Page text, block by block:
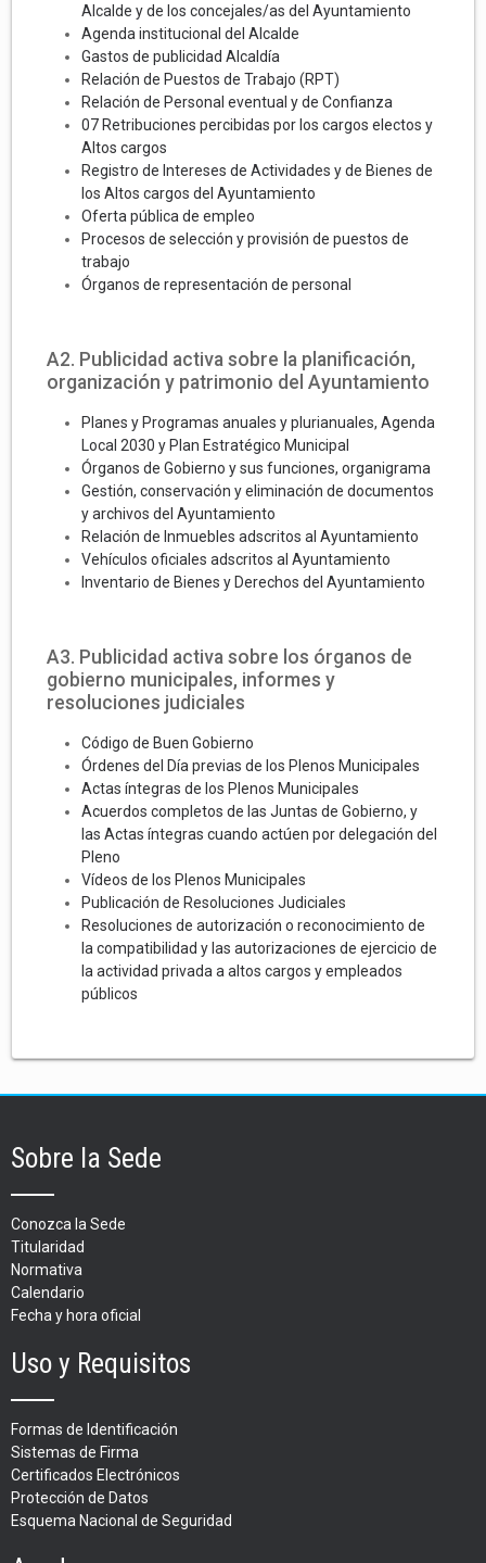
Alcalde y de los concejales/as del Ayuntamiento
Agenda institucional del Alcalde
Gastos de publicidad Alcaldía
Relación de Puestos de Trabajo (RPT)
Relación de Personal eventual y de Confianza
07 Retribuciones percibidas por los cargos electos y
Altos cargos
Registro de Intereses de Actividades y de Bienes de
los Altos cargos del Ayuntamiento
Oferta pública de empleo
Procesos de selección y provisión de puestos de
trabajo
Órganos de representación de personal
A2. Publicidad activa sobre la planificación,
organización y patrimonio del Ayuntamiento
Planes y Programas anuales y plurianuales, Agenda
Local 2030 y Plan Estratégico Municipal
Órganos de Gobierno y sus funciones, organigrama
Gestión, conservación y eliminación de documentos
y archivos del Ayuntamiento
Relación de Inmuebles adscritos al Ayuntamiento
Vehículos oficiales adscritos al Ayuntamiento
Inventario de Bienes y Derechos del Ayuntamiento
A3. Publicidad activa sobre los órganos de
gobierno municipales, informes y
resoluciones judiciales
Código de Buen Gobierno
Órdenes del Día previas de los Plenos Municipales
Actas íntegras de los Plenos Municipales
Acuerdos completos de las Juntas de Gobierno, y
las Actas íntegras cuando actúen por delegación del
Pleno
Vídeos de los Plenos Municipales
Publicación de Resoluciones Judiciales
Resoluciones de autorización o reconocimiento de
la compatibilidad y las autorizaciones de ejercicio de
la actividad privada a altos cargos y empleados
públicos
Sobre la Sede
Conozca la Sede
Titularidad
Normativa
Calendario
Fecha y hora oficial
Uso y Requisitos
Formas de Identificación
Sistemas de Firma
Certificados Electrónicos
Protección de Datos
Esquema Nacional de Seguridad